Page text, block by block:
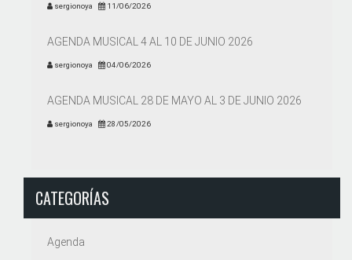
sergionoya 11/06/2026
AGENDA MUSICAL 4 AL 10 DE JUNIO 2026
sergionoya 04/06/2026
AGENDA MUSICAL 28 DE MAYO AL 3 DE JUNIO 2026
sergionoya 28/05/2026
CATEGORÍAS
Agenda